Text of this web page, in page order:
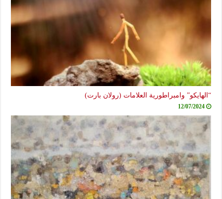
“الهايكو” وامبراطورية العلامات (رولان بارت)
12/07/2024